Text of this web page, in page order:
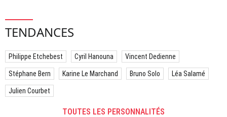
TENDANCES
Philippe Etchebest Cyril Hanouna Vincent Dedienne
Stéphane Bern Karine Le Marchand Bruno Solo Léa Salamé
Julien Courbet
TOUTES LES PERSONNALITÉS